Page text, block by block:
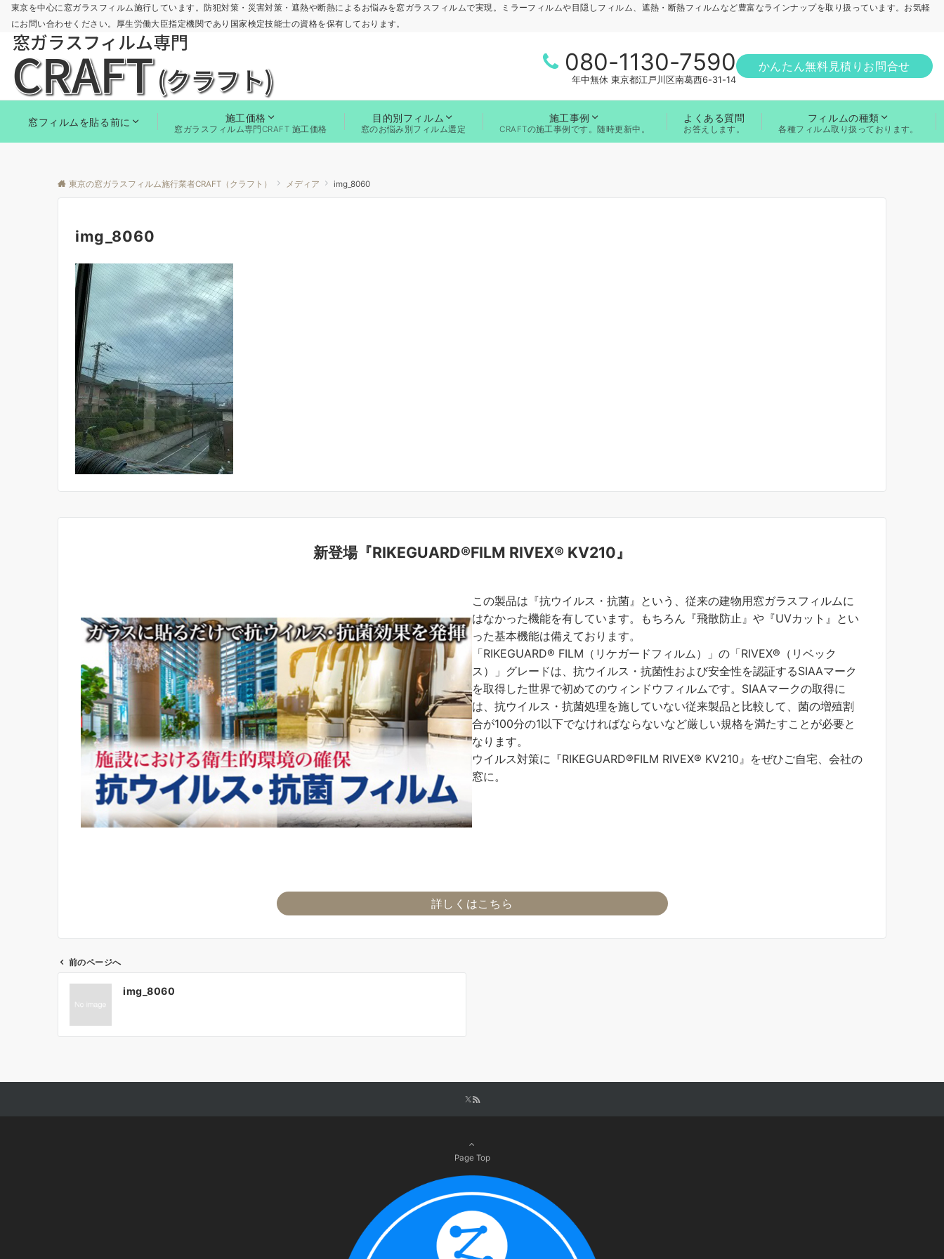
東京を中心に窓ガラスフィルム施行しています。防犯対策・災害対策・遮熱や断熱によるお悩みを窓ガラスフィルムで実現。ミラーフィルムや目隠しフィルム、遮熱・断熱フィルムなど豊富なラインナップを取り扱っています。お気軽
にお問い合わせください。厚生労働大臣指定機関であり国家検定技能士の資格を保有しております。
080-1130-7590
年中無休 東京都江戸川区南葛西6-31-14
かんたん無料見積りお問合せ
窓フィルムを貼る前に 施工価格
窓ガラスフィルム専門CRAFT 施工価格
目的別フィルム
窓のお悩み別フィルム選定
施工事例
CRAFTの施工事例です。随時更新中。
よくある質問
お答えします。
フィルムの種類
各種フィルム取り扱っております。
東京の窓ガラスフィルム施行業者CRAFT（クラフト） メディア img_8060
img_8060
新登場『RIKEGUARD®FILM RIVEX® KV210』
この製品は『抗ウイルス・抗菌』という、従来の建物用窓ガラスフィルムに
はなかった機能を有しています。もちろん『飛散防止』や『UVカット』とい
った基本機能は備えております。
「RIKEGUARD® FILM（リケガードフィルム）」の「RIVEX®（リベック
ス）」グレードは、抗ウイルス・抗菌性および安全性を認証するSIAAマーク
を取得した世界で初めてのウィンドウフィルムです。SIAAマークの取得に
は、抗ウイルス・抗菌処理を施していない従来製品と比較して、菌の増殖割
合が100分の1以下でなければならないなど厳しい規格を満たすことが必要と
なります。
ウイルス対策に『RIKEGUARD®FILM RIVEX® KV210』をぜひご自宅、会社の
窓に。
詳しくはこちら
ビ
シ
前のページへ
img_8060
Page Top